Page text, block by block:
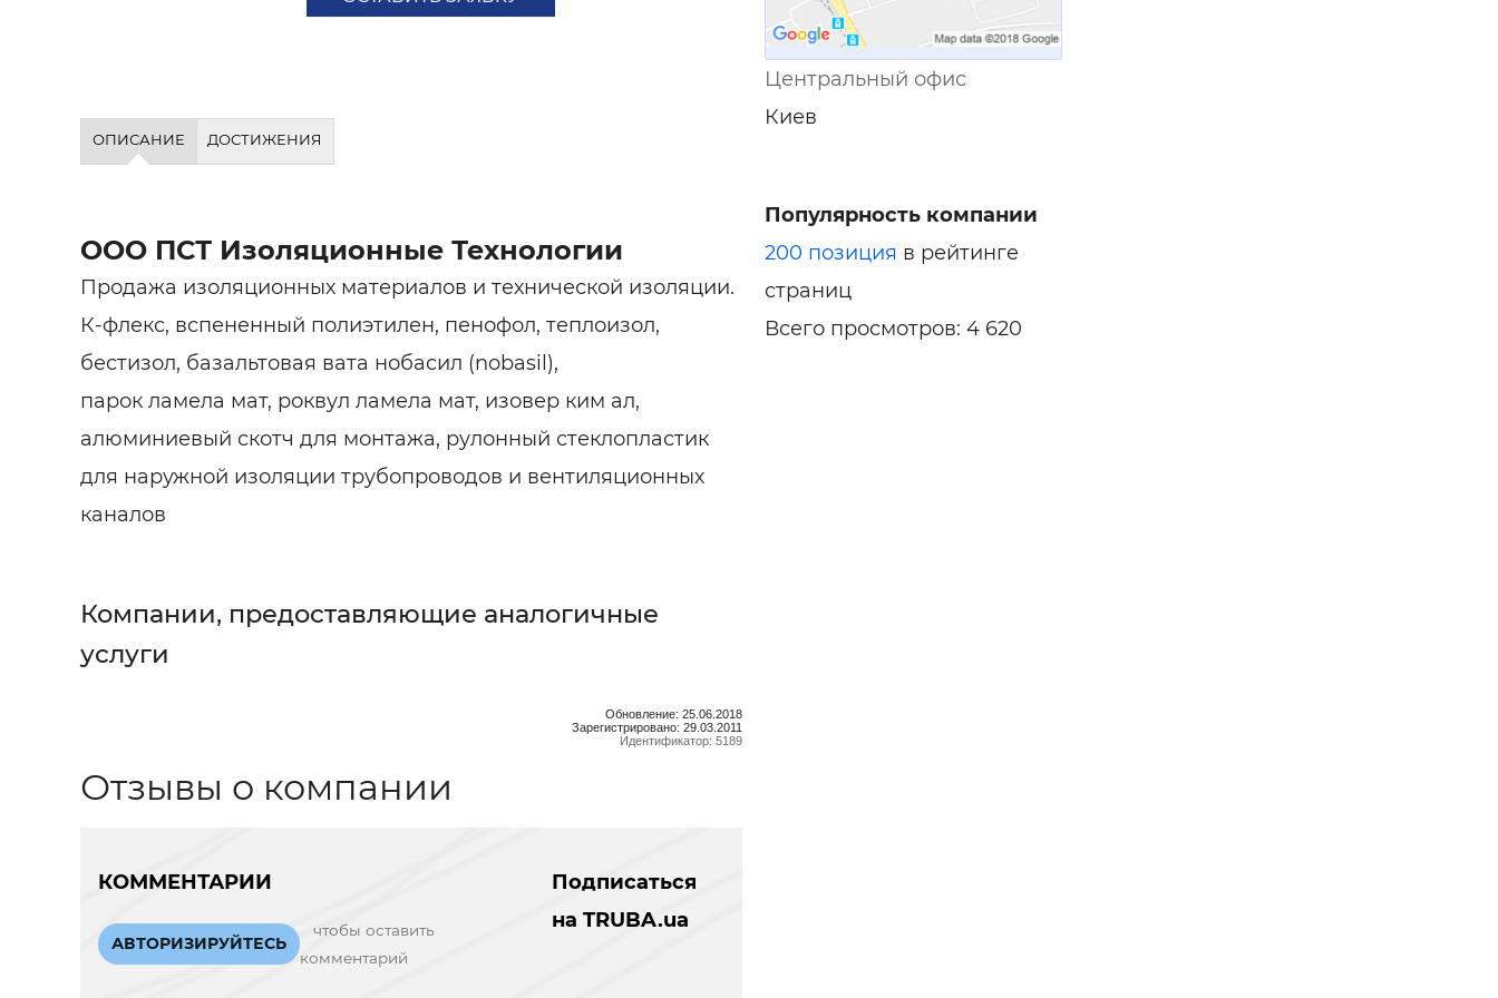
ОПИСАНИЕ ДОСТИЖЕНИЯ
ООО ПСТ Изоляционные Технологии
Продажа изоляционных материалов и технической изоляции.
К-флекс, вспененный полиэтилен, пенофол, теплоизол,
бестизол, базальтовая вата нобасил (nobasil),
парок ламела мат, роквул ламела мат, изовер ким ал,
алюминиевый скотч для монтажа, рулонный стеклопластик
для наружной изоляции трубопроводов и вентиляционных
каналов
Компании, предоставляющие аналогичные
услуги
Обновление: 25.06.2018
Зарегистрировано: 29.03.2011
Идентификатор: 5189
Отзывы о компании
КОММЕНТАРИИ
АВТОРИЗИРУЙТЕСЬ
чтобы оставить
комментарий
Подписаться
на TRUBA.ua
Центральный офис
Киев
Популярность компании
200 позиция в рейтинге
страниц
Всего просмотров: 4 620